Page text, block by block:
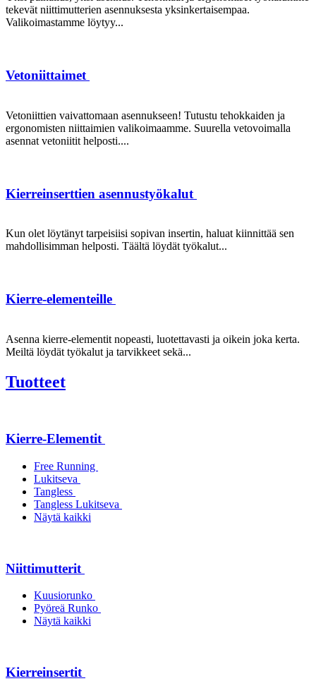
tekevät niittimutterien asennuksesta yksinkertaisempaa.
Valikoimastamme löytyy...
Vetoniittaimet
Vetoniittien vaivattomaan asennukseen! Tutustu tehokkaiden ja
ergonomisten niittaimien valikoimaamme. Suurella vetovoimalla
asennat vetoniitit helposti....
Kierreinserttien asennustyökalut
Kun olet löytänyt tarpeisiisi sopivan insertin, haluat kiinnittää sen
mahdollisimman helposti. Täältä löydät työkalut...
Kierre-elementeille
Asenna kierre-elementit nopeasti, luotettavasti ja oikein joka kerta.
Meiltä löydät työkalut ja tarvikkeet sekä...
Tuotteet
Kierre-Elementit
Free Running
Lukitseva
Tangless
Tangless Lukitseva
Näytä kaikki
Niittimutterit
Kuusiorunko
Pyöreä Runko
Näytä kaikki
Kierreinsertit